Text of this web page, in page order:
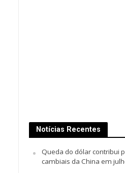
Notícias Recentes
Queda do dólar contribui
cambiais da China em